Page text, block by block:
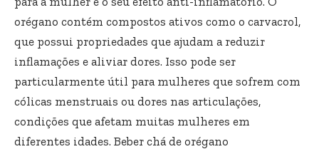
orégano contém compostos ativos como o carvacrol,
que possui propriedades que ajudam a reduzir
inflamações e aliviar dores. Isso pode ser
particularmente útil para mulheres que sofrem com
cólicas menstruais ou dores nas articulações,
condições que afetam muitas mulheres em
diferentes idades. Beber chá de orégano